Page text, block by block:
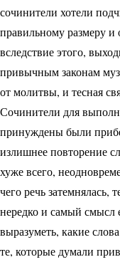
сочинители хотели
правильному размеру
вследствие этого,
привычным законам
от молитвы, и тесная
Сочинители для
принуждены были
излишнее повторение
хуже всего,
чего речь затемнялась,
нередко и самый смысл
выразуметь, какие
те, которые думали